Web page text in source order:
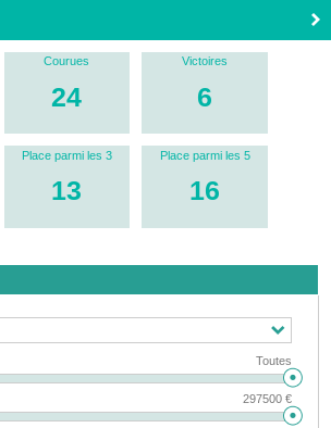
Courues
24
Victoires
6
Place parmi les 3
13
Place parmi les 5
16
Toutes
297500 €